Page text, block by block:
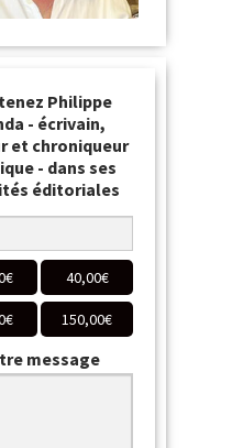
Philippe
- écrivain,
et chroniqueur
- dans ses
éditoriales
€ 40,00€
€ 150,00€
message